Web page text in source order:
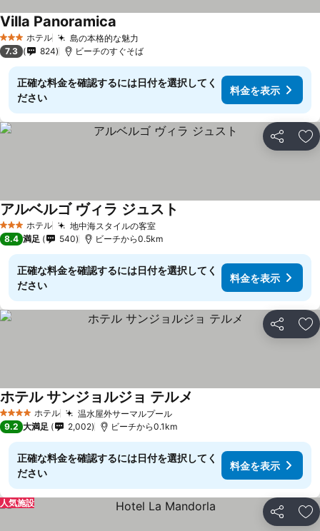
3 ホテルのランク
ホテル 島の本格的な魅力
Villa Panoramica
7.3 824 ビーチのすぐそば
正確な料金を確認するには日付を選択してく
ださい
料金を表示
シェア お
3 ホテルのランク
ホテル 地中海スタイルの客室
アルベルゴ ヴィラ ジュスト
8.4 満足 540 ビーチから0.5km
正確な料金を確認するには日付を選択してく
ださい
料金を表示
シェア お
4 ホテルのランク
ホテル 温水屋外サーマルプール
ホテル サンジョルジョ テルメ
9.2 大満足 2,002 ビーチから0.1km
正確な料金を確認するには日付を選択してく
ださい
料金を表示
シェア お
人気施設